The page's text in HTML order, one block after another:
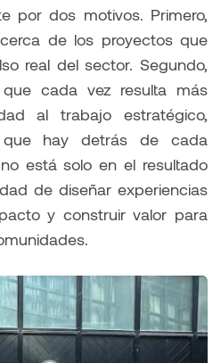
por dos motivos. Primero,
de los proyectos que
real del sector. Segundo,
cada vez resulta más
al trabajo estratégico,
hay detrás de cada
está solo en el resultado
de diseñar experiencias
y construir valor para